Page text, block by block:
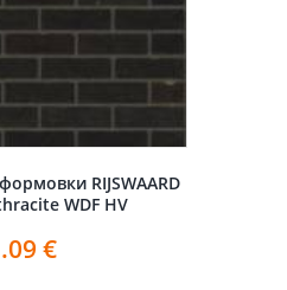
RIJSWAARD
WDF HV
€